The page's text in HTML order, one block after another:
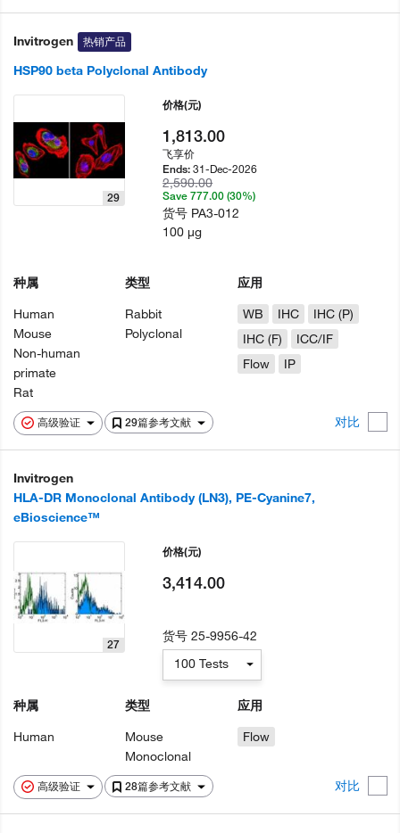
Invitrogen 热销产品
HSP90 beta Polyclonal Antibody
高级验证 29篇参考文献 对比
29
种属
Human
Mouse
Non-human
primate
Rat
类型
Rabbit
Polyclonal
应用
WB
IHC
IHC (P)
IHC (F)
ICC/IF
Flow
IP
价格(元)
1,813.00
飞享价
Ends:31-Dec-2026
2,590.00
Save 777.00 (30%)
货号 PA3-012
100 µg
Invitrogen
HLA-DR Monoclonal Antibody (LN3), PE-Cyanine7,
eBioscience™
高级验证 28篇参考文献 对比
27
种属
Human
类型
Mouse
Monoclonal
应用
Flow
价格(元)
3,414.00
货号25-9956-42
100 Tests